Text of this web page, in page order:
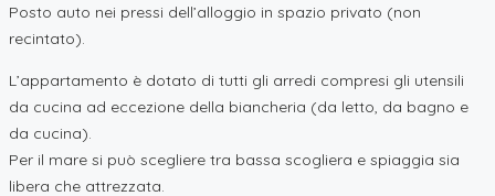
Posto auto nei pressi dell’alloggio in spazio privato (non
recintato).
L’appartamento è dotato di tutti gli arredi compresi gli utensili
da cucina ad eccezione della biancheria (da letto, da bagno e
da cucina).
Per il mare si può scegliere tra bassa scogliera e spiaggia sia
libera che attrezzata.